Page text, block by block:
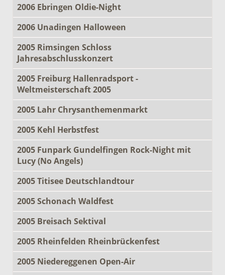
2006 Ebringen Oldie-Night
2006 Unadingen Halloween
2005 Rimsingen Schloss
Jahresabschlusskonzert
2005 Freiburg Hallenradsport -
Weltmeisterschaft 2005
2005 Lahr Chrysanthemenmarkt
2005 Kehl Herbstfest
2005 Funpark Gundelfingen Rock-Night mit
Lucy (No Angels)
2005 Titisee Deutschlandtour
2005 Schonach Waldfest
2005 Breisach Sektival
2005 Rheinfelden Rheinbrückenfest
2005 Niedereggenen Open-Air